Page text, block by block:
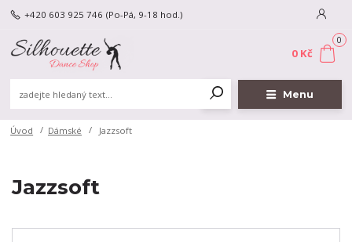
Menu
+420 603 925 746 (Po-Pá, 9-18 hod.)
0
0 Kč
Úvod Dámské Jazzsoft
Jazzsoft